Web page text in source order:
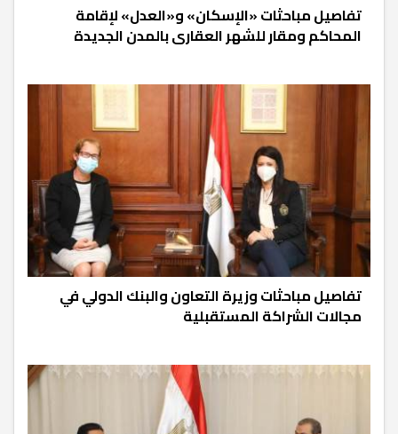
تفاصيل مباحثات «الإسكان» و«العدل» لإقامة
المحاكم ومقار للشهر العقارى بالمدن الجديدة
تفاصيل مباحثات وزيرة التعاون والبنك الدولي في
مجالات الشراكة المستقبلية